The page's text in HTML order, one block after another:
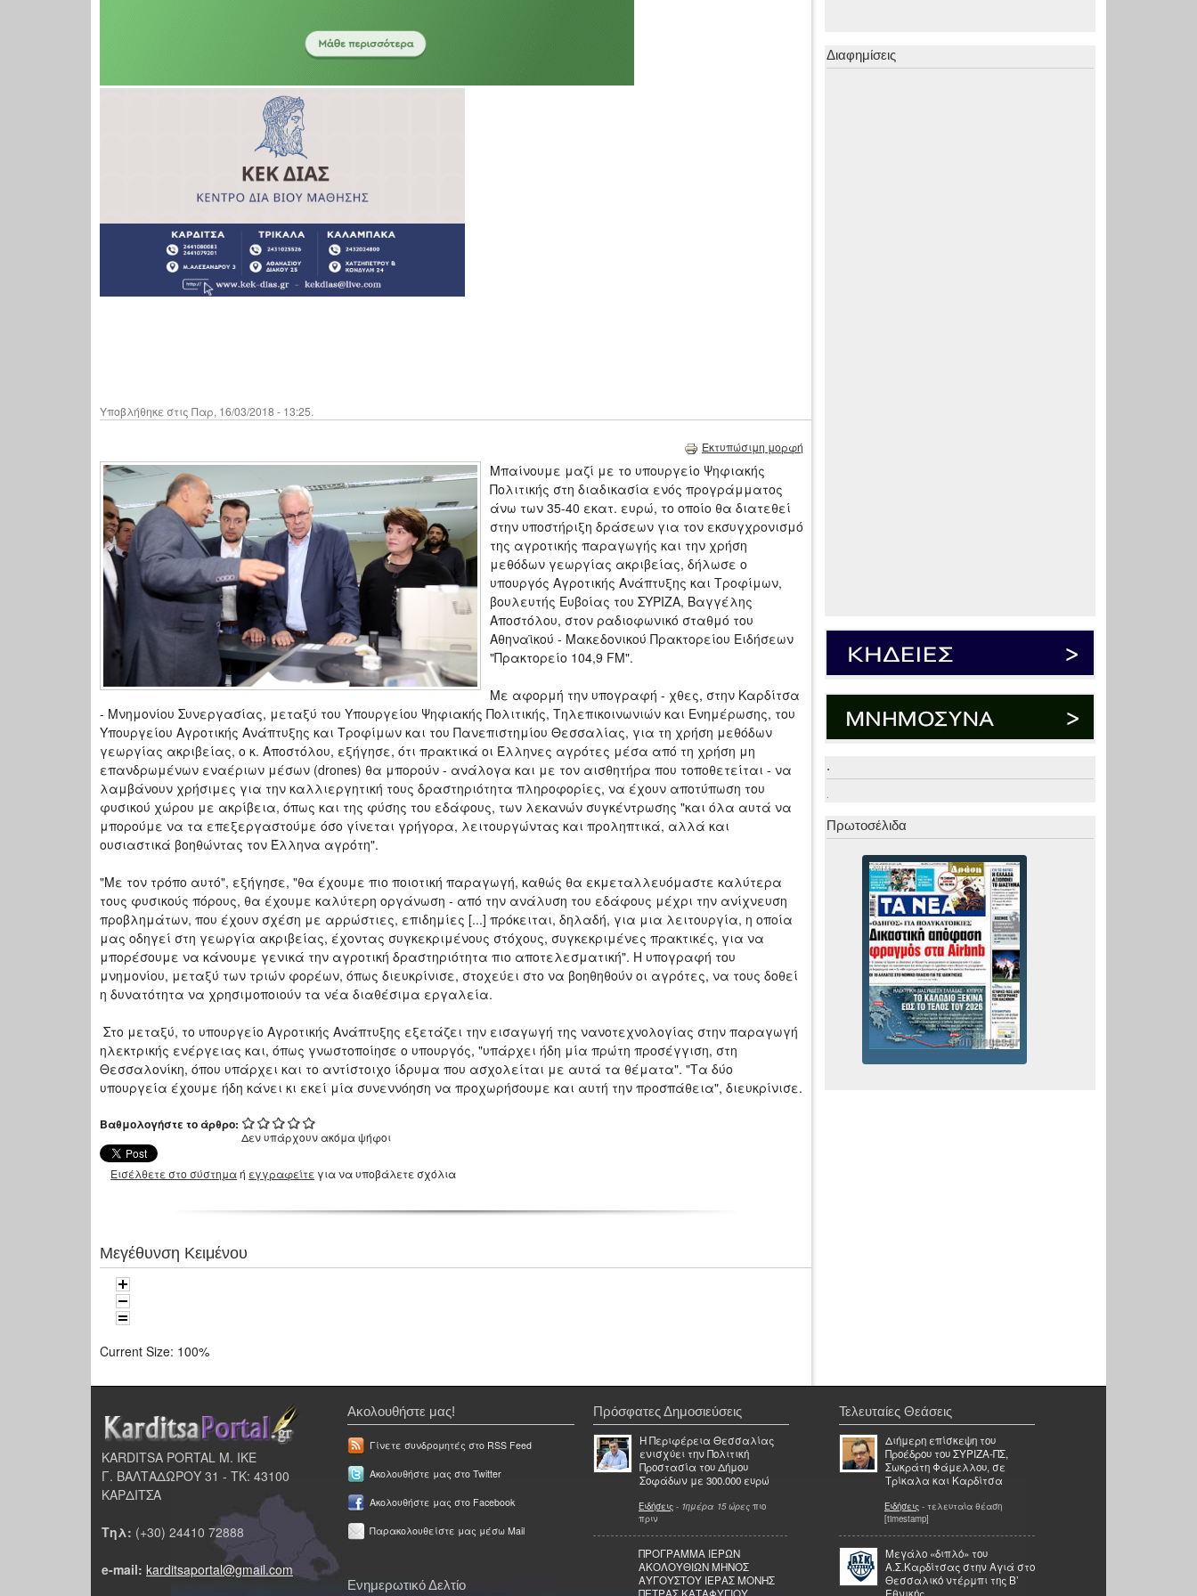
Υποβλήθηκε στις Παρ, 16/03/2018 - 13:25.
Εκτυπώσιμη μορφή
Μπαίνουμε μαζί με το υπουργείο Ψηφιακής
Πολιτικής στη διαδικασία ενός προγράμματος
άνω των 35-40 εκατ. ευρώ, το οποίο θα διατεθεί
στην υποστήριξη δράσεων για τον εκσυγχρονισμό
της αγροτικής παραγωγής και την χρήση
μεθόδων γεωργίας ακριβείας, δήλωσε ο
υπουργός Αγροτικής Ανάπτυξης και Τροφίμων,
βουλευτής Ευβοίας του ΣΥΡΙΖΑ, Βαγγέλης
Αποστόλου, στον ραδιοφωνικό σταθμό του
Αθηναϊκού - Μακεδονικού Πρακτορείου Ειδήσεων
"Πρακτορείο 104,9 FM".
Με αφορμή την υπογραφή - χθες, στην Καρδίτσα
- Μνημονίου Συνεργασίας, μεταξύ του Υπουργείου Ψηφιακής Πολιτικής, Τηλεπικοινωνιών και Ενημέρωσης, του
Υπουργείου Αγροτικής Ανάπτυξης και Τροφίμων και του Πανεπιστημίου Θεσσαλίας, για τη χρήση μεθόδων
γεωργίας ακριβείας, ο κ. Αποστόλου, εξήγησε, ότι πρακτικά οι Έλληνες αγρότες μέσα από τη χρήση μη
επανδρωμένων εναέριων μέσων (drones) θα μπορούν - ανάλογα και με τον αισθητήρα που τοποθετείται - να
λαμβάνουν χρήσιμες για την καλλιεργητική τους δραστηριότητα πληροφορίες, να έχουν αποτύπωση του
φυσικού χώρου με ακρίβεια, όπως και της φύσης του εδάφους, των λεκανών συγκέντρωσης "και όλα αυτά να
μπορούμε να τα επεξεργαστούμε όσο γίνεται γρήγορα, λειτουργώντας και προληπτικά, αλλά και
ουσιαστικά βοηθώντας τον Έλληνα αγρότη".
"Με τον τρόπο αυτό", εξήγησε, "θα έχουμε πιο ποιοτική παραγωγή, καθώς θα εκμεταλλευόμαστε καλύτερα
τους φυσικούς πόρους, θα έχουμε καλύτερη οργάνωση - από την ανάλυση του εδάφους μέχρι την ανίχνευση
προβλημάτων, που έχουν σχέση με αρρώστιες, επιδημίες [...] πρόκειται, δηλαδή, για μια λειτουργία, η οποία
μας οδηγεί στη γεωργία ακριβείας, έχοντας συγκεκριμένους στόχους, συγκεκριμένες πρακτικές, για να
μπορέσουμε να κάνουμε γενικά την αγροτική δραστηριότητα πιο αποτελεσματική". Η υπογραφή του
μνημονίου, μεταξύ των τριών φορέων, όπως διευκρίνισε, στοχεύει στο να βοηθηθούν οι αγρότες, να τους δοθεί
η δυνατότητα να χρησιμοποιούν τα νέα διαθέσιμα εργαλεία.
Στο μεταξύ, το υπουργείο Αγροτικής Ανάπτυξης εξετάζει την εισαγωγή της νανοτεχνολογίας στην παραγωγή
ηλεκτρικής ενέργειας και, όπως γνωστοποίησε ο υπουργός, "υπάρχει ήδη μία πρώτη προσέγγιση, στη
Θεσσαλονίκη, όπου υπάρχει και το αντίστοιχο ίδρυμα που ασχολείται με αυτά τα θέματα". "Τα δύο
υπουργεία έχουμε ήδη κάνει κι εκεί μία συνεννόηση να προχωρήσουμε και αυτή την προσπάθεια", διευκρίνισε.
Βαθμολογήστε το άρθρο:
Δεν υπάρχουν ακόμα ψήφοι
Εισέλθετε στο σύστημαή εγγραφείτε για να υποβάλετε σχόλια
Μεγέθυνση Κειμένου
Current Size: 100%
Διαφημίσεις
.
.
Πρωτοσέλιδα
KARDITSA PORTAL Μ. ΙΚΕ
Γ. ΒΑΛΤΑΔΩΡΟΥ 31 - ΤΚ: 43100
ΚΑΡΔΙΤΣΑ
Τηλ: (+30) 24410 72888
e-mail: karditsaportal@gmail.com
Ακολουθήστε μας!
Γίνετε συνδρομητές στο RSS Feed
Ακολουθήστε μας στο Twitter
Ακολουθήστε μας στο Facebook
Παρακολουθείστε μας μέσω Mail
Ενημερωτικό Δελτίο
Πρόσφατες Δημοσιεύσεις
Η Περιφέρεια Θεσσαλίας
ενισχύει την Πολιτική
Προστασία του Δήμου
Σοφάδων με 300.000 ευρώ
Ειδήσεις - 1ημέρα 15 ώρες πιο
πριν
ΠΡΟΓΡΑΜΜΑ ΙΕΡΩΝ
ΑΚΟΛΟΥΘΙΩΝ ΜΗΝΟΣ
ΑΥΓΟΥΣΤΟΥ ΙΕΡΑΣ ΜΟΝΗΣ
Τελευταίες Θεάσεις
Διήμερη επίσκεψη του
Προέδρου του ΣΥΡΙΖΑ-ΠΣ,
Σωκράτη Φάμελλου, σε
Τρίκαλα και Καρδίτσα
Ειδήσεις - τελευταία θέαση
[timestamp]
Μεγάλο «διπλό» του
Α.Σ.Καρδίτσας στην Αγιά στο
Θεσσαλικό ντέρμπι της Β’